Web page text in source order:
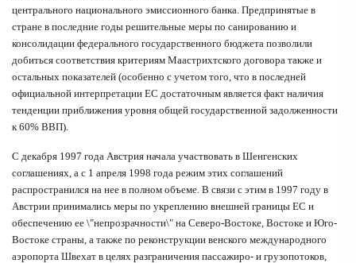
центрального национального эмиссионного банка. Предпринятые в
стране в последние годы решительные меры по санированию и
консолидации федерального государственного бюджета позволили
добиться соответствия критериям Маастрихтского договора также и
остальных показателей (особенно с учетом того, что в последней
официальной интерпретации ЕС достаточным является факт наличия
тенденции приближения уровня общей государственной задолженности
к 60% ВВП).
С декабря 1997 года Австрия начала участвовать в Шенгенских
соглашениях, а с 1 апреля 1998 года режим этих соглашений
распространился на нее в полном объеме. В связи с этим в 1997 году в
Австрии принимались меры по укреплению внешней границы ЕС и
обеспечению ее \"непрозрачности\" на Северо-Востоке, Востоке и Юго-
Востоке страны, а также по реконструкции венского международного
аэропорта Швехат в целях разграничения пассажиро- и грузопотоков,